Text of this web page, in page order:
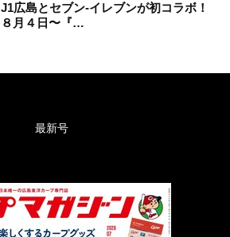
J1広島とセブン-イレブンが初コラボ！
８月４日〜『…
最新号